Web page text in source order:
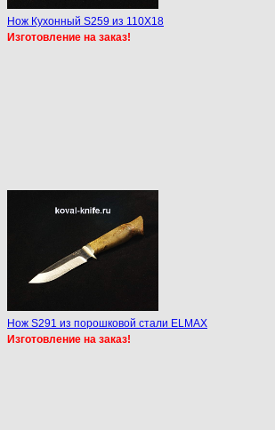
Нож Кухонный S259 из 110Х18
Изготовление на заказ!
Нож S291 из порошковой стали ELMAX
Изготовление на заказ!